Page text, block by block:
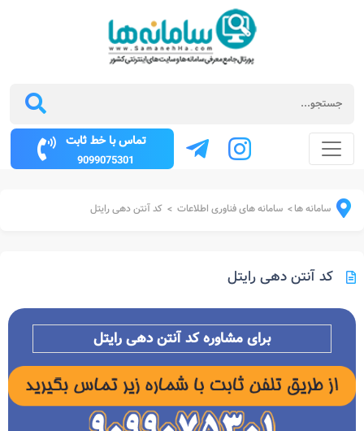
تماس با خط ثابت
9099075301
سامانه ها> سامانه های فناوری اطلاعات > کد آنتن دهی رایتل
کد آنتن دهی رایتل
برای مشاوره کد آنتن دهی رایتل